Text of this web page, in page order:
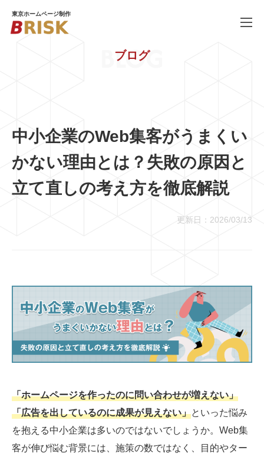
東京ホームページ制作
COMPANY
BLOG ブログ
03-6659-5220
ブログ
BLOG
中小企業のWeb集客がうまくい
かない理由とは？失敗の原因と
立て直しの考え方を徹底解説
更新日：2026/03/13
「ホームページを作ったのに問い合わせが増えない」
「広告を出しているのに成果が見えない」といった悩み
を抱える中小企業は多いのではないでしょうか。Web集
客が伸び悩む背景には、施策の数ではなく、目的やター